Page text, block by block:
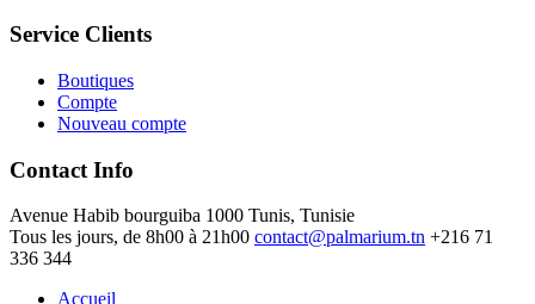
Service Clients
Boutiques
Compte
Nouveau compte
Contact Info
Avenue Habib bourguiba 1000 Tunis, Tunisie
Tous les jours, de 8h00 à 21h00 contact@palmarium.tn +216 71
336 344
Accueil